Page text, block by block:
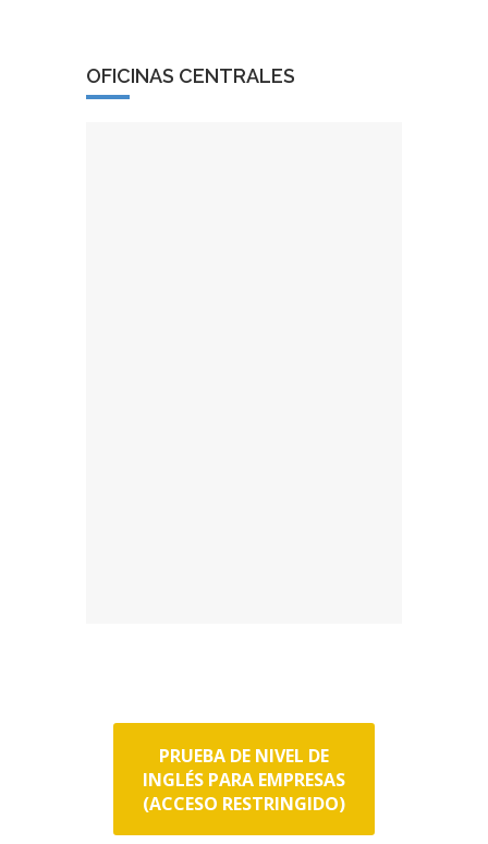
OFICINAS CENTRALES
PRUEBA DE NIVEL DE
INGLÉS PARA EMPRESAS
(ACCESO RESTRINGIDO)